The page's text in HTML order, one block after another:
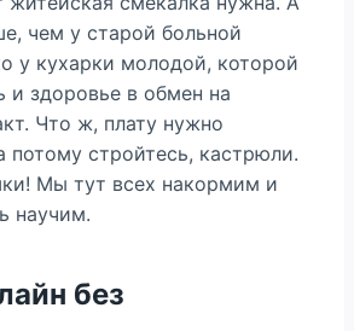
чем у старой больной
у кухарки молодой, которой
и здоровье в обмен на
Что ж, плату нужно
потому стройтесь, кастрюли.
Мы тут всех накормим и
научим.
без